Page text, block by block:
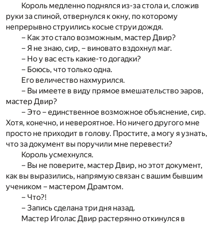
Король медленно поднялся из-за стола и, сложив
руки за спиной, отвернулся к окну, по которому
непрерывно струились косые струи дождя.
– Как это стало возможным, мастер Двир?
– Я не знаю, сир, – виновато вздохнул маг.
– Но у вас есть какие-то догадки?
– Боюсь, что только одна.
Его величество нахмурился.
– Вы имеете в виду прямое вмешательство эаров,
мастер Двир?
– Это – единственное возможное объяснение, сир.
Хотя, конечно, и невероятное. Но ничего другого мне
просто не приходит в голову. Простите, а могу я узнать,
что за документ вы поручили мне перевести?
Король усмехнулся.
– Вы не поверите, мастер Двир, но этот документ,
как вы выразились, напрямую связан с вашим бывшим
учеником – мастером Драмтом.
– Что?!
– Запись сделана три дня назад.
Мастер Иголас Двир растерянно откинулся в